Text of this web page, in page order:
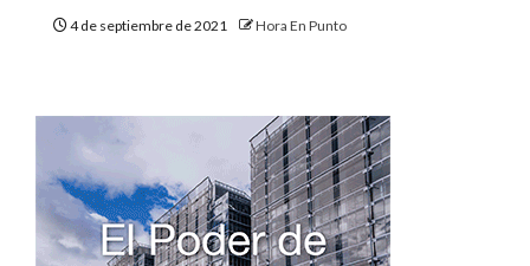
4 de septiembre de 2021 Hora En Punto